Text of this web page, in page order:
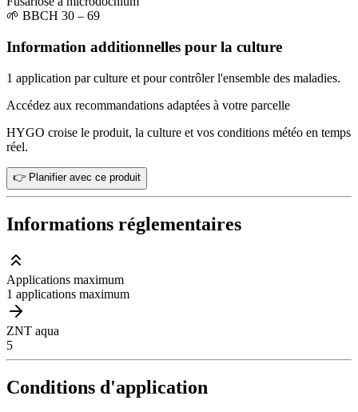
🌱 BBCH 30 – 69
Information additionnelles pour la culture
1 application par culture et pour contrôler l'ensemble des maladies.
Accédez aux recommandations adaptées à votre parcelle
HYGO croise le produit, la culture et vos conditions météo en temps
réel.
👉 Planifier avec ce produit
Informations réglementaires
Applications maximum
1 applications maximum
ZNT aqua
5
Conditions d'application